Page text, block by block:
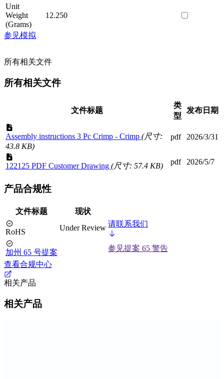
Unit
Weight
(Grams)
12.250
参见模拟
所有相关文件
所有相关文件
文件标题
类
型
发布日期
Assembly instructions 3 Pc Crimp - Crimp (尺寸:
43.8 KB)
pdf 2026/3/31
122125 PDF Customer Drawing (尺寸: 57.4 KB) pdf 2026/5/7
产品合规性
文件标题 现状
RoHS Under Review 请联系我们
加州 65 号提案
参见提案 65 警告
查看合规中心
相关产品
相关产品